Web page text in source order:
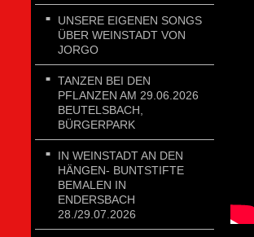
UNSERE EIGENEN SONGS
ÜBER WEINSTADT VON
JORGO
TANZEN BEI DEN
PFLANZEN AM 29.06.2026
BEUTELSBACH,
BÜRGERPARK
IN WEINSTADT AN DEN
HÄNGEN- BUNTSTIFTE
BEMALEN IN
ENDERSBACH
28./29.07.2026